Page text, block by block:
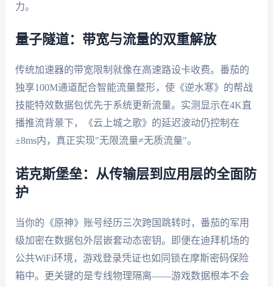
力。
量子隧道：带宽与流量的双重解放
传统加速器的带宽限制就像在高速路设卡收费。番茄的
独享100M通道配合智能流量整形，使《逆水寒》的帮战
技能特效数据包优先于系统更新流量。实测显示在4K直
播推流背景下，《云上城之歌》的延迟波动仍控制在
±8ms内，真正实现"无限流量≠无质流量"。
诺克斯堡垒：从传输层到应用层的全面防
护
当你的《原神》账号经历三次跨国跳转时，番茄的军用
级加密在数据包外层嵌套动态密钥。即便在迪拜机场的
公共WiFi环境，游戏登录凭证也如同锁在摩斯密码保险
箱中。更关键的是专线物理隔离——游戏数据根本不会